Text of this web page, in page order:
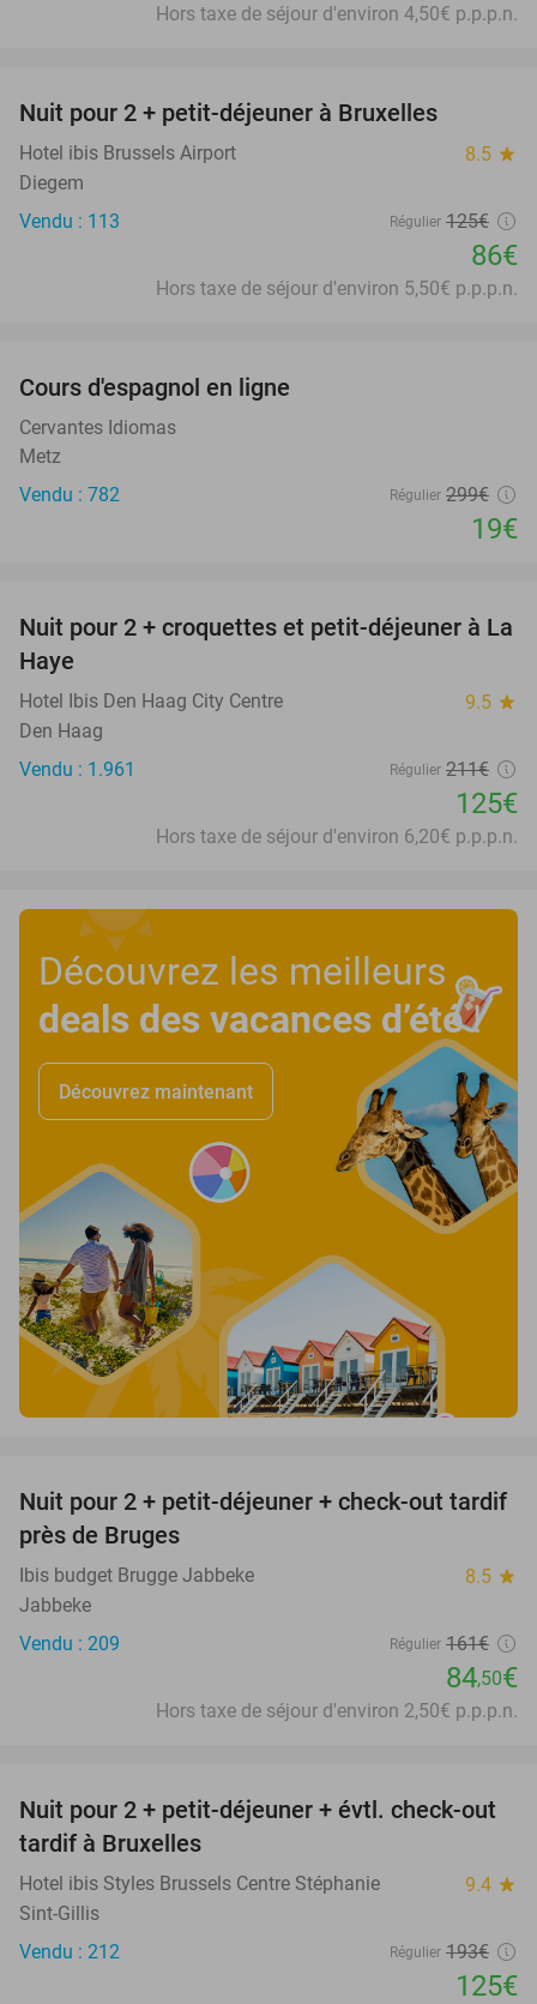
Hors taxe de séjour d'environ 4,50€ p.p.p.n.
Nuit pour 2 + petit-déjeuner à Bruxelles
Hotel ibis Brussels Airport 8.5 star
Diegem
Vendu : 113
Régulier 125€
86€
Hors taxe de séjour d'environ 5,50€ p.p.p.n.
Cours d'espagnol en ligne
Cervantes Idiomas
Metz
Vendu : 782
Régulier 299€
19€
41%
Nuit pour 2 + croquettes et petit-déjeuner à La
Haye
Hotel Ibis Den Haag City Centre 9.5 star
Den Haag
Vendu : 1.961
Régulier 211€
125€
Hors taxe de séjour d'environ 6,20€ p.p.p.n.
Découvrez les meilleurs
deals des vacances d’été!
Découvrez maintenant
48%
Nuit pour 2 + petit-déjeuner + check-out tardif
près de Bruges
Ibis budget Brugge Jabbeke 8.5 star
Jabbeke
Vendu : 209
Régulier 161€
84,50€
Hors taxe de séjour d'environ 2,50€ p.p.p.n.
35%
Nuit pour 2 + petit-déjeuner + évtl. check-out
tardif à Bruxelles
Hotel ibis Styles Brussels Centre Stéphanie 9.4 star
Sint-Gillis
Vendu : 212
Régulier 193€
125€